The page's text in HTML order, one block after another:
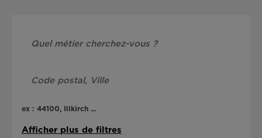
ex : 44100, Illkirch ...
Afficher plus de filtres